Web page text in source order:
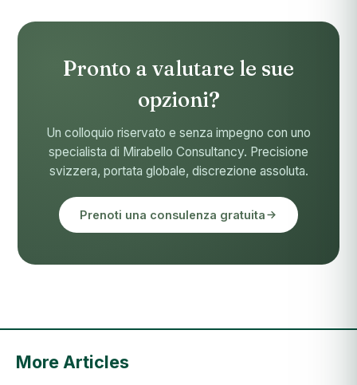
Pronto a valutare le sue
opzioni?
Un colloquio riservato e senza impegno con uno
specialista di Mirabello Consultancy. Precisione
svizzera, portata globale, discrezione assoluta.
Prenoti una consulenza gratuita
More Articles